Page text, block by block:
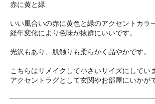
赤に黄と緑
いい風合いの赤に黄色と緑のアクセントカラ
経年変化により色味が抜群にいいです。
光沢もあり、肌触りも柔らかく品やかです。
こちらはリメイクして小さいサイズにしてい
アクセントラグとして玄関やお部屋にいかが